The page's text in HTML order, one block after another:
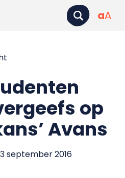
aA
op
Avans
september 2016